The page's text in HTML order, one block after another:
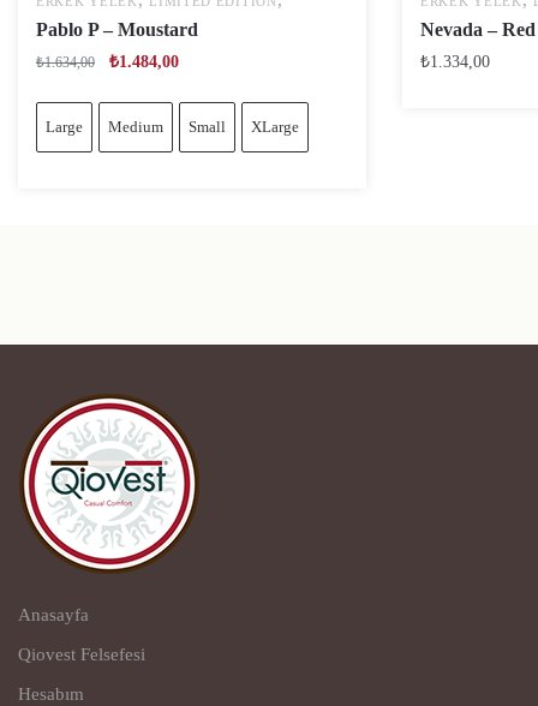
Pablo P – Moustard
₺1.634,00 ₺1.484,00
Large Medium Small XLarge
Nevada – Red
₺1.334,00
Anasayfa
Qiovest Felsefesi
Hesabım